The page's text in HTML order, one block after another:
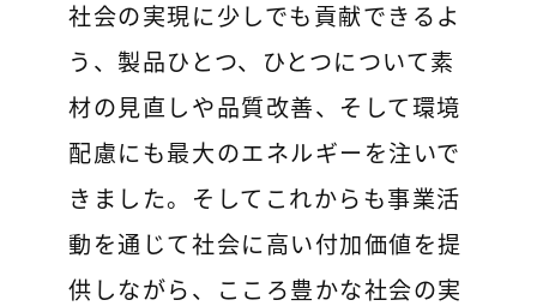
社会の実現に少しでも貢献できるよ
う、製品ひとつ、ひとつについて素
材の見直しや品質改善、そして環境
配慮にも最大のエネルギーを注いで
きました。そしてこれからも事業活
動を通じて社会に高い付加価値を提
供しながら、こころ豊かな社会の実